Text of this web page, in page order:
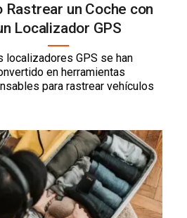
Rastrear un Coche con
Localizador GPS
localizadores GPS se han
en herramientas
para rastrear vehículos